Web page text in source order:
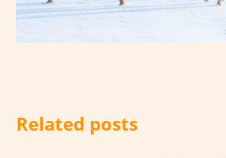
Related posts